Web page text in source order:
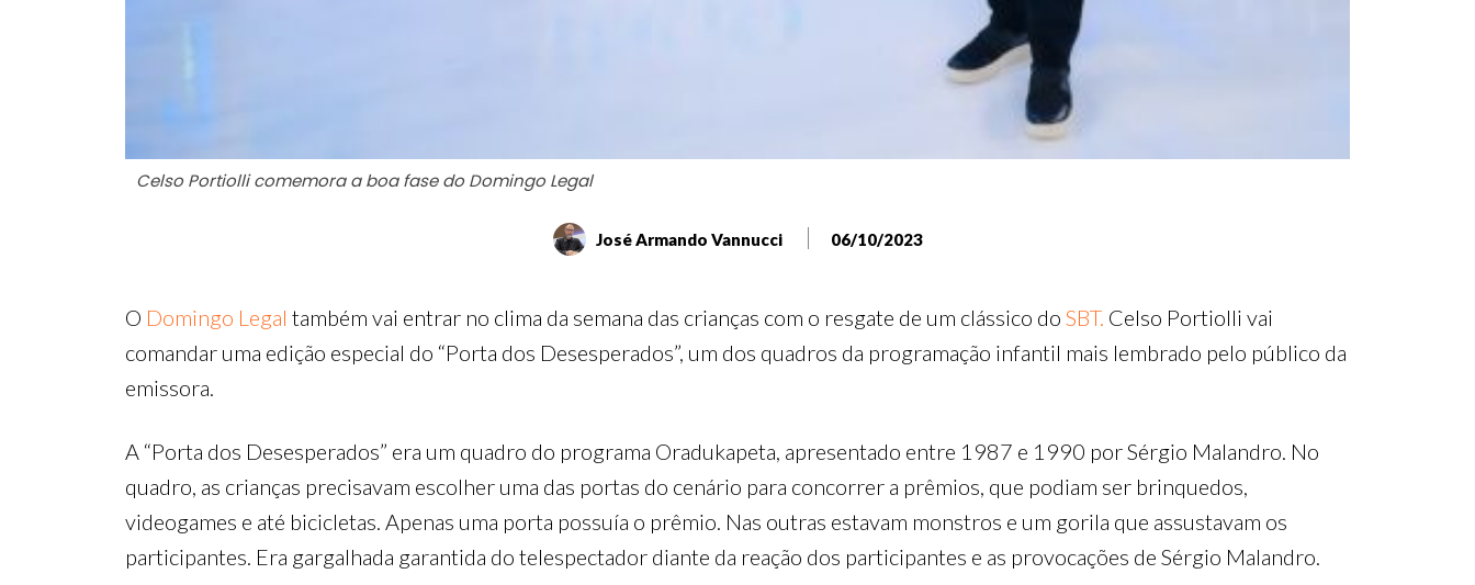
Celso Portiolli comemora a boa fase do Domingo Legal
José Armando Vannucci 06/10/2023
O Domingo Legal também vai entrar no clima da semana das crianças com o resgate de um clássico do SBT. Celso Portiolli vai
comandar uma edição especial do “Porta dos Desesperados”, um dos quadros da programação infantil mais lembrado pelo público da
emissora.
A “Porta dos Desesperados” era um quadro do programa Oradukapeta, apresentado entre 1987 e 1990 por Sérgio Malandro. No
quadro, as crianças precisavam escolher uma das portas do cenário para concorrer a prêmios, que podiam ser brinquedos,
videogames e até bicicletas. Apenas uma porta possuía o prêmio. Nas outras estavam monstros e um gorila que assustavam os
participantes. Era gargalhada garantida do telespectador diante da reação dos participantes e as provocações de Sérgio Malandro.